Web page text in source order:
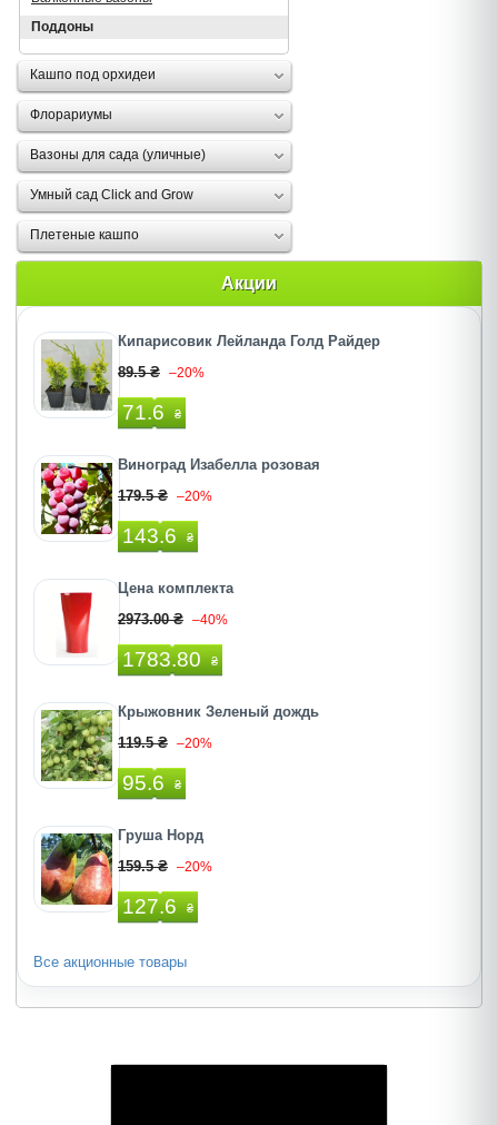
Поддоны
Кашпо под орхидеи
Флорариумы
Вазоны для сада (уличные)
Умный сад Click and Grow
Плетеные кашпо
Акции
Кипарисовик Лейланда Голд Райдер
89.5 ₴ –20%
71.6 ₴
Виноград Изабелла розовая
179.5 ₴ –20%
143.6 ₴
Цена комплекта
2973.00 ₴ –40%
1783.80 ₴
Крыжовник Зеленый дождь
119.5 ₴ –20%
95.6 ₴
Груша Норд
159.5 ₴ –20%
127.6 ₴
Все акционные товары